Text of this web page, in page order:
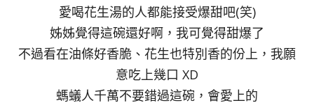
愛喝花生湯的人都能接受爆甜吧(笑)
姊姊覺得這碗還好啊，我可覺得甜爆了
不過看在油條好香脆、花生也特別香的份上，我願
意吃上幾口 XD
螞蟻人千萬不要錯過這碗，會愛上的